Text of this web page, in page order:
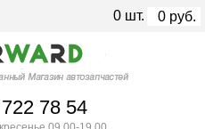
78 54
0 шт. 0 руб.